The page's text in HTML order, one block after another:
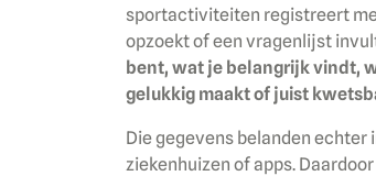
sportactiviteiten registreert
opzoekt of een vragenlijst
bent, wat je belangrijk vindt,
gelukkig maakt of juist
Die gegevens belanden
ziekenhuizen of apps.